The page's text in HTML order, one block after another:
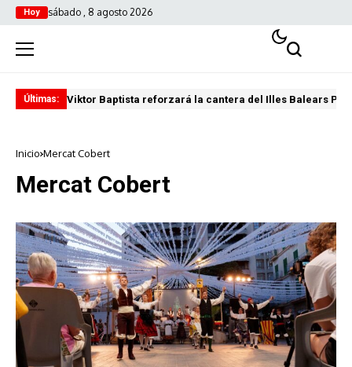
Hoy sábado , 8 agosto 2026
Últimas: Viktor Baptista reforzará la cantera del Illes Balears
Inicio Mercat Cobert
Mercat Cobert